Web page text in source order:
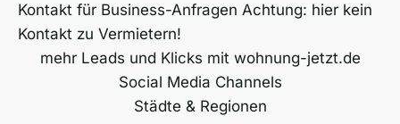
Kontakt für Business-Anfragen Achtung: hier kein
Kontakt zu Vermietern!
mehr Leads und Klicks mit wohnung-jetzt.de
Social Media Channels
Städte & Regionen